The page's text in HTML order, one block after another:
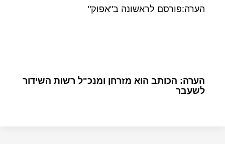
הערה:פורסם לראשונה ב"אפוק"
הערה: הכותב הוא מזרחן ומנכ"ל רשות השידור
לשעבר